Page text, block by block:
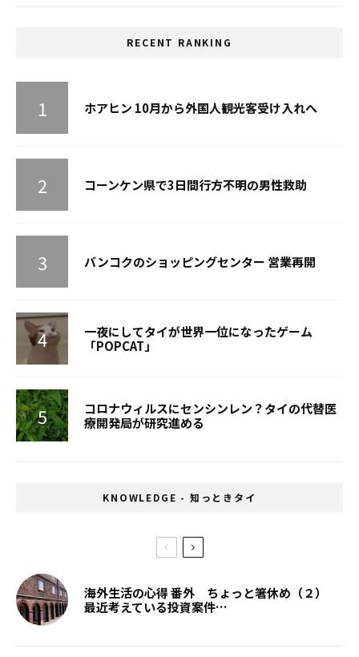
RECENT RANKING
ホアヒン 10月から外国人観光客受け入れへ
コーンケン県で3日間行方不明の男性救助
バンコクのショッピングセンター 営業再開
一夜にしてタイが世界一位になったゲーム
「POPCAT」
コロナウィルスにセンシンレン？タイの代替医
療開発局が研究進める
KNOWLEDGE - 知っときタイ
海外生活の心得 番外 ちょっと箸休め（２）
最近考えている投資案件…